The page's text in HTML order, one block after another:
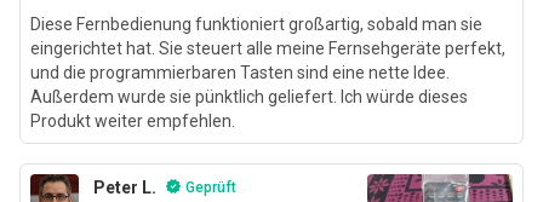
Diese Fernbedienung funktioniert großartig, sobald man sie
eingerichtet hat. Sie steuert alle meine Fernsehgeräte perfekt,
und die programmierbaren Tasten sind eine nette Idee.
Außerdem wurde sie pünktlich geliefert. Ich würde dieses
Produkt weiter empfehlen.
Peter L.
Geprüft